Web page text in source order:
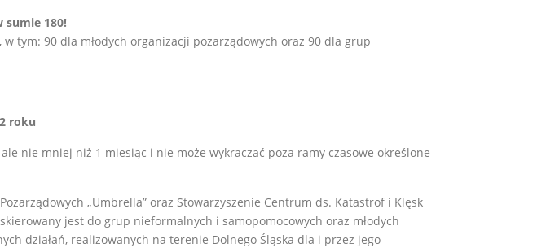
sumie 180!
tym: 90 dla młodych organizacji pozarządowych oraz 90 dla grup
roku
nie mniej niż 1 miesiąc i nie może wykraczać poza ramy czasowe określone
„Umbrella” oraz Stowarzyszenie Centrum ds. Katastrof i Klęsk
jest do grup nieformalnych i samopomocowych oraz młodych
działań, realizowanych na terenie Dolnego Śląska dla i przez jego